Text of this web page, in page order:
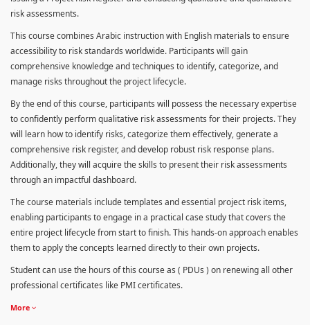
risk assessments.
This course combines Arabic instruction with English materials to ensure
accessibility to risk standards worldwide. Participants will gain
comprehensive knowledge and techniques to identify, categorize, and
manage risks throughout the project lifecycle.
By the end of this course, participants will possess the necessary expertise
to confidently perform qualitative risk assessments for their projects. They
will learn how to identify risks, categorize them effectively, generate a
comprehensive risk register, and develop robust risk response plans.
Additionally, they will acquire the skills to present their risk assessments
through an impactful dashboard.
The course materials include templates and essential project risk items,
enabling participants to engage in a practical case study that covers the
entire project lifecycle from start to finish. This hands-on approach enables
them to apply the concepts learned directly to their own projects.
Student can use the hours of this course as ( PDUs ) on renewing all other
professional certificates like PMI certificates.
More